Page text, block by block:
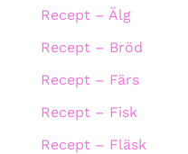
Recept – Älg
Recept – Bröd
Recept – Färs
Recept – Fisk
Recept – Fläsk